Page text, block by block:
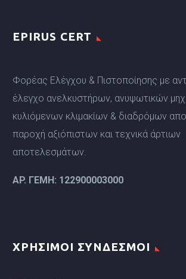
EPIRUS CERT
Φορέας Ελέγχου & Πιστοποίησης με
έλεγχο ανελκυστήρων, ανυψωτικών
κυλιόμενων κλιμακίων & διαδρόμων
παροχή αξιόπιστων και τεχνικά άρτιων
αποτελεσμάτων.
ΑP. ΓΕΜΗ: 122900003000
ΧΡΗΣΙΜΟΙ ΣΥΝΔΕΣΜΟΙ